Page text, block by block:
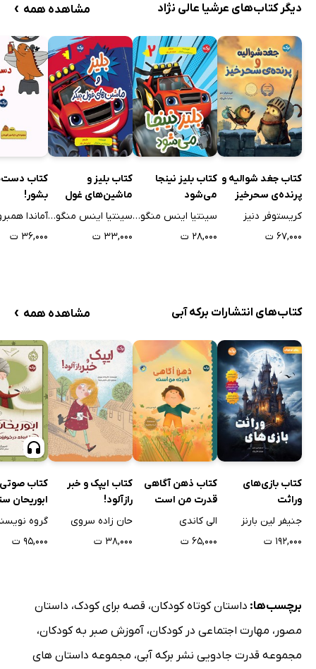
دیگر کتاب‌های عرشیا عالی نژاد مشاهده همه ›
کتاب جغد شوالیه و
پرنده‌ی سحرخیز
کریستوفر دنیز
۶۷,۰۰۰ ت
کتاب بلیز نینجا
می‌شود
سینتیا اینس منگوئال
۲۸,۰۰۰ ت
کتاب بلیز و
ماشین‌های غول
پیکر
سینتیا اینس منگوئال
۳۳,۰۰۰ ت
کتاب
بشور!
آماندا
۳۶,۰۰۰ ت
کتاب‌های انتشارات برکه آبی مشاهده همه ›
کتاب بازی‌های
وراثت
جنیفر لین بارنز
۱۹۲,۰۰۰ ت
کتاب ذهن آگاهی
قدرت من است
الی کاندی
۶۵,۰۰۰ ت
کتاب ایپک و خبر
رازآلود!
حان زاده سروی
۳۸,۰۰۰ ت
کتاب صوتی
ابوریحان
خوارزم
گروه
۹۵,۰۰۰ ت
برچسب‌ها: داستان کوتاه کودکان، قصه برای کودک، داستان
مصور ، مهارت اجتماعی در کودکان، آموزش صبر به کودکان،
مجموعه قدرت جادویی نشر برکه آبی، مجموعه داستان های